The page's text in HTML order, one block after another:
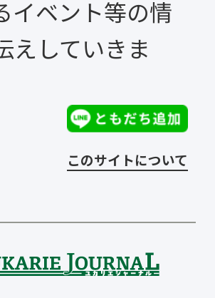
イベント等の情
えしていきま
このサイトについて